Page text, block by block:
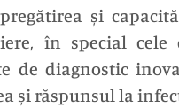
și
în special
de diagnostic
și răspunsul la